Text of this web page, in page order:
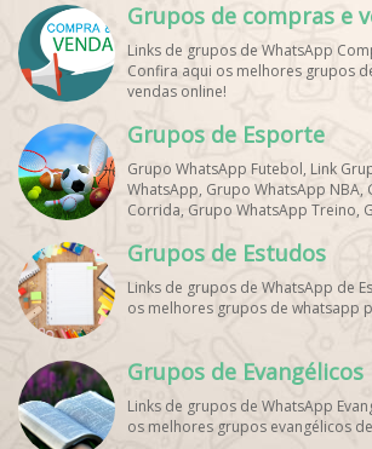
Grupos de compras e
Links de grupos de WhatsApp
Confira aqui os melhores grupos
vendas online!
Grupos de Esporte
Grupo WhatsApp Futebol, Link
WhatsApp, Grupo WhatsApp NBA,
Corrida, Grupo WhatsApp Treino,
WhatsApp, Grupo de Torcedores
WhatsApp, Link de Grupos de
WhatsApp Dicas de Treino, Grupo
Vivo. Grupo WhatsApp Esporte,
WhatsApp Esporte, Grupo
Palpites Futebol WhatsApp, Grupo
Grupos de Estudos
Links de grupos de WhatsApp de
os melhores grupos de whatsapp
Grupos de Evangélicos
Links de grupos de WhatsApp
os melhores grupos evangélicos